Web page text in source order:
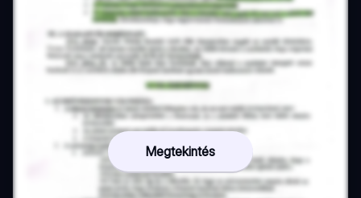
Megtekintés